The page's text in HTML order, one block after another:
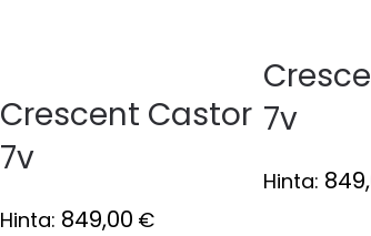
Crescent Castor
7v
Hinta: 849,00 €
7v
Hinta: